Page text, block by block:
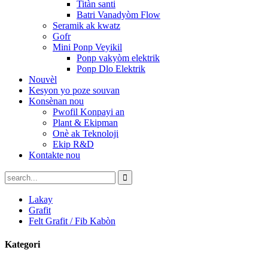
Titàn santi
Batri Vanadyòm Flow
Seramik ak kwatz
Gofr
Mini Ponp Veyikil
Ponp vakyòm elektrik
Ponp Dlo Elektrik
Nouvèl
Kesyon yo poze souvan
Konsènan nou
Pwofil Konpayi an
Plant & Ekipman
Onè ak Teknoloji
Ekip R&D
Kontakte nou
Lakay
Grafit
Felt Grafit / Fib Kabòn
Kategori